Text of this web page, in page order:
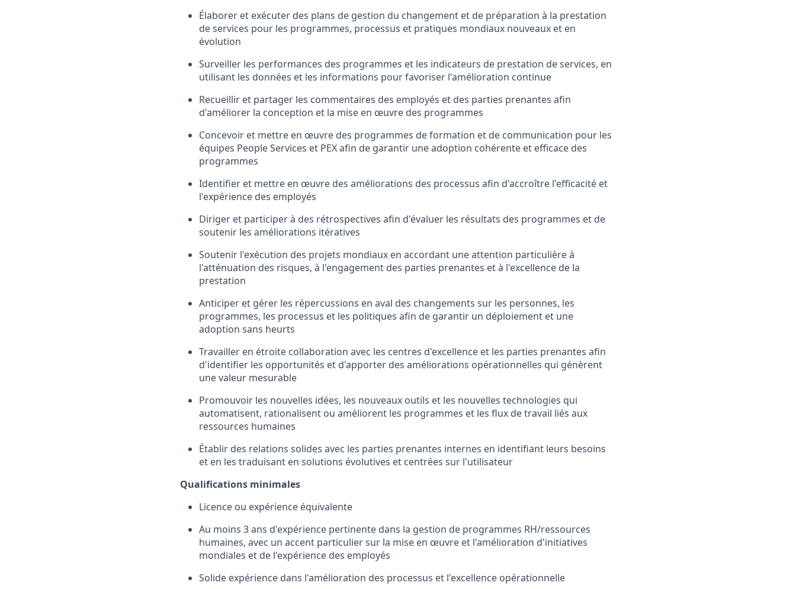
Élaborer et exécuter des plans de gestion du changement et de préparation à la prestation
de services pour les programmes, processus et pratiques mondiaux nouveaux et en
évolution
Surveiller les performances des programmes et les indicateurs de prestation de services, en
utilisant les données et les informations pour favoriser l'amélioration continue
Recueillir et partager les commentaires des employés et des parties prenantes afin
d'améliorer la conception et la mise en œuvre des programmes
Concevoir et mettre en œuvre des programmes de formation et de communication pour les
équipes People Services et PEX afin de garantir une adoption cohérente et efficace des
programmes
Identifier et mettre en œuvre des améliorations des processus afin d'accroître l'efficacité et
l'expérience des employés
Diriger et participer à des rétrospectives afin d'évaluer les résultats des programmes et de
soutenir les améliorations itératives
Soutenir l'exécution des projets mondiaux en accordant une attention particulière à
l'atténuation des risques, à l'engagement des parties prenantes et à l'excellence de la
prestation
Anticiper et gérer les répercussions en aval des changements sur les personnes, les
programmes, les processus et les politiques afin de garantir un déploiement et une
adoption sans heurts
Travailler en étroite collaboration avec les centres d'excellence et les parties prenantes afin
d'identifier les opportunités et d'apporter des améliorations opérationnelles qui génèrent
une valeur mesurable
Promouvoir les nouvelles idées, les nouveaux outils et les nouvelles technologies qui
automatisent, rationalisent ou améliorent les programmes et les flux de travail liés aux
ressources humaines
Établir des relations solides avec les parties prenantes internes en identifiant leurs besoins
et en les traduisant en solutions évolutives et centrées sur l'utilisateur
Qualifications minimales
Licence ou expérience équivalente
Au moins 3 ans d'expérience pertinente dans la gestion de programmes RH/ressources
humaines, avec un accent particulier sur la mise en œuvre et l'amélioration d'initiatives
mondiales et de l'expérience des employés
Solide expérience dans l'amélioration des processus et l'excellence opérationnelle